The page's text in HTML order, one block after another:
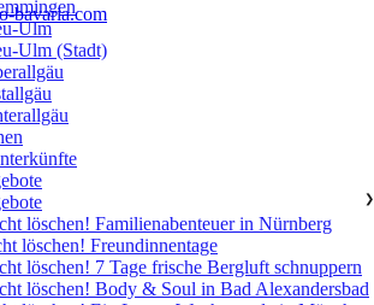
bavaria.com
Ulm
Ulm (Stadt)
❯
löschen! Familienabenteuer in Nürnberg
löschen! Freundinnentage
löschen! 7 Tage frische Bergluft schnuppern
löschen! Body & Soul in Bad Alexandersbad